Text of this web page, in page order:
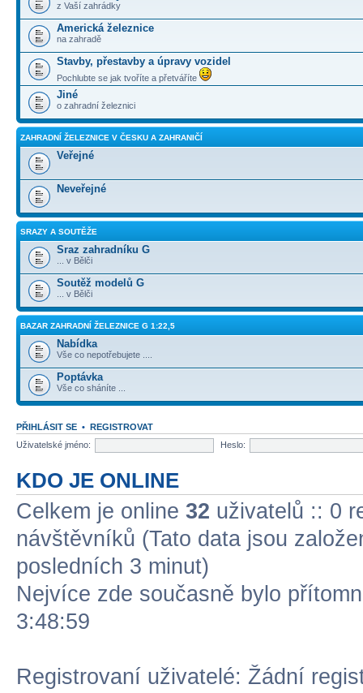
z Vaší zahrádky
Americká železnice
na zahradě
Stavby, přestavby a úpravy vozidel
Pochlubte se jak tvoříte a přetváříte
Jiné
o zahradní železnici
ZAHRADNÍ ŽELEZNICE V ČESKU A ZAHRANIČÍ
Veřejné
Neveřejné
SRAZY A SOUTĚŽE
Sraz zahradníku G
... v Bělči
Soutěž modelů G
... v Bělči
BAZAR ZAHRADNÍ ŽELEZNICE G 1:22,5
Nabídka
Vše co nepotřebujete ....
Poptávka
Vše co sháníte ...
PŘIHLÁSIT SE • REGISTROVAT
Uživatelské jméno:
Heslo:
KDO JE ONLINE
Celkem je online 32 uživatelů :: 0
návštěvníků (Tato data jsou
posledních 3 minut)
Nejvíce zde současně bylo
3:48:59
Registrovaní uživatelé: Žádní